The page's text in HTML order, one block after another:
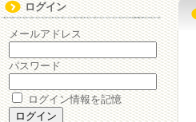
ログイン
メールアドレス
パスワード
ログイン情報を記憶